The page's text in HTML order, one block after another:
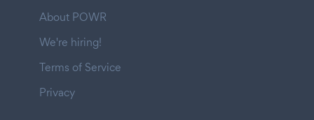
About POWR
We're hiring!
Terms of Service
Privacy